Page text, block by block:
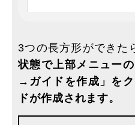
3つの長方形ができた
状態で上部メニュー
→ガイドを作成」を
ドが作成されます。